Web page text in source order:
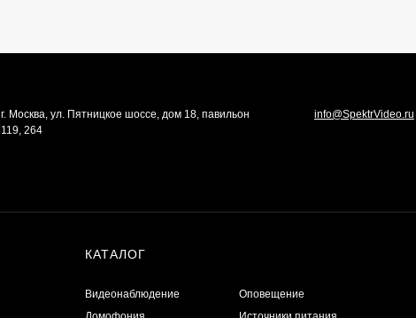
г. Москва, ул. Пятницкое шоссе, дом 18, павильон
119, 264
info@SpektrVideo.ru
КАТАЛОГ
Видеонаблюдение
Оповещение